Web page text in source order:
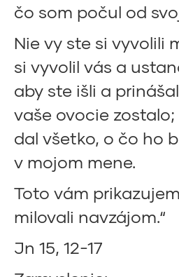
čo som počul od
Nie vy ste si vyvolili
si vyvolil vás a
aby ste išli a
vaše ovocie
dal všetko, o čo ho
v mojom mene.
Toto vám
milovali navzájom.“
Jn 15, 12-17